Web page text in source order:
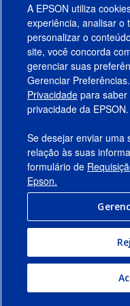
Produtos
Suporte
Links Sugeridos
Empresa
Conecte-se com a
A EPSON utiliza
experiência, analisar o
personalizar o
site, você concorda
gerenciar suas
Gerenciar
Privacidade para
privacidade da EPSON.
Se desejar enviar uma
relação às suas
formulário de
Epson.